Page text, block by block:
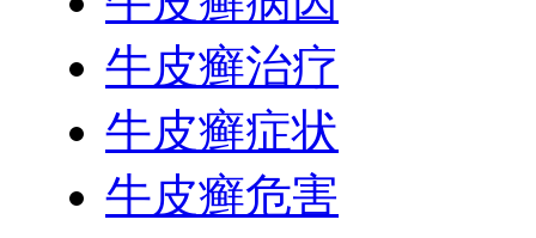
牛皮癣治疗
牛皮癣症状
牛皮癣危害